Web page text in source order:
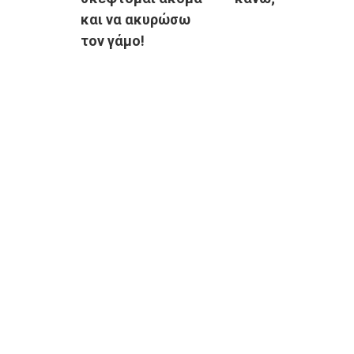
και να ακυρώσω
τον γάμο!